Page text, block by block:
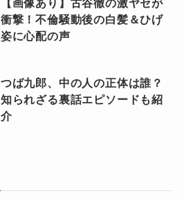
【画像あり】古谷徹の激ヤセが
衝撃！不倫騒動後の白髪＆ひげ
姿に心配の声
つば九郎、中の人の正体は誰？
知られざる裏話エピソードも紹
介